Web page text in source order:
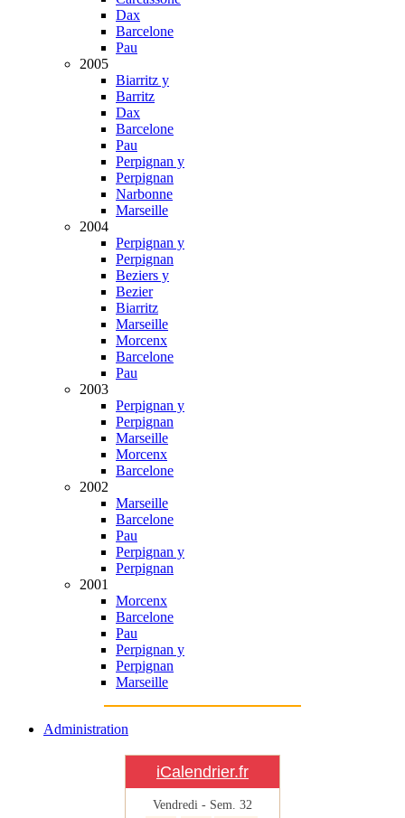
Dax
Barcelone
Pau
2005
Biarritz y
Barritz
Dax
Barcelone
Pau
Perpignan y
Perpignan
Narbonne
Marseille
2004
Perpignan y
Perpignan
Beziers y
Bezier
Biarritz
Marseille
Morcenx
Barcelone
Pau
2003
Perpignan y
Perpignan
Marseille
Morcenx
Barcelone
2002
Marseille
Barcelone
Pau
Perpignan y
Perpignan
2001
Morcenx
Barcelone
Pau
Perpignan y
Perpignan
Marseille
Administration
iCalendrier.fr
Vendredi - Sem. 32